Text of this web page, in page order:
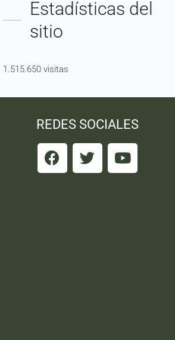
Estadísticas del
sitio
1.515.650 visitas
REDES SOCIALES